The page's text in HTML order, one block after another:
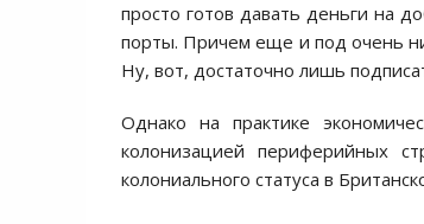
просто готов давать деньги на
порты. Причем еще и под очень
Ну, вот, достаточно лишь
Однако на практике
колонизацией периферийных
колониального статуса в